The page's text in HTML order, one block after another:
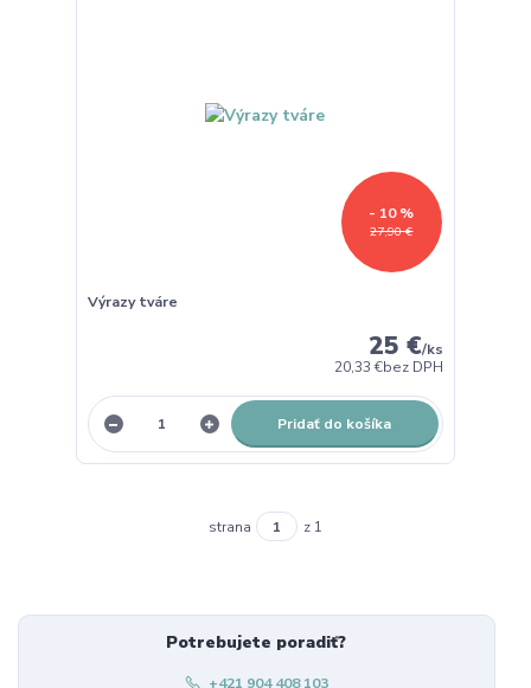
27,90 €
- 10 %
Výrazy tváre
25 €/ks
20,33 €bez DPH
Pridať do košíka
strana z 1
Potrebujete poradiť?
+421 904 408 103